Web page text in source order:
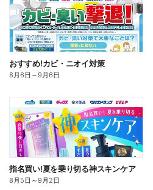
おすすめ!カビ・ニオイ対策
8月6日 ～9月6日
指名買い!夏を乗り切る神スキンケア
8月5日 ～9月2日